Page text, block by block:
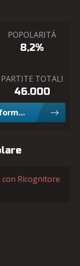
POPOLARITÀ
8,2%
PARTITE TOTALI
46.000
Visualizza più statistiche per formato Limited
Ricognitore